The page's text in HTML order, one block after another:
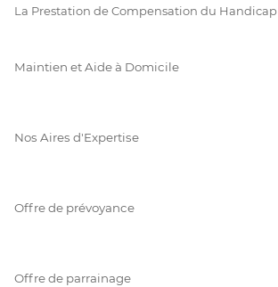
La Prestation de Compensation du Handicap
Maintien et Aide à Domicile
Nos Aires d'Expertise
Offre de prévoyance
Offre de parrainage